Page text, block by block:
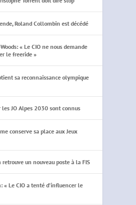
Roland Collombin est décédé
« Le CIO ne nous demande
le freeride »
sa reconnaissance olympique
les JO Alpes 2030 sont connus
conserve sa place aux Jeux
retrouve un nouveau poste à la FIS
« Le CIO a tenté d’influencer le